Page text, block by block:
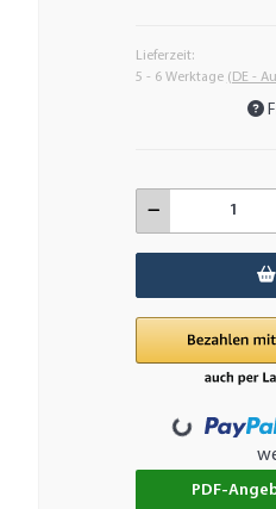
Lieferzeit:
5 - 6 Werktage (DE -
Loading...
PDF-